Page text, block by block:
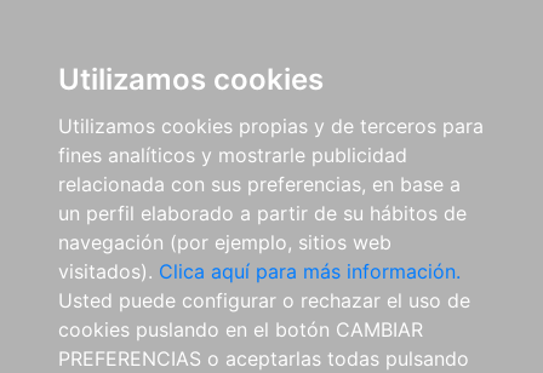
Utilizamos cookies
Utilizamos cookies propias y de terceros para
fines analíticos y mostrarle publicidad
relacionada con sus preferencias, en base a
un perfil elaborado a partir de su hábitos de
navegación (por ejemplo, sitios web
visitados). Clica aquí para más información.
Usted puede configurar o rechazar el uso de
cookies puslando en el botón CAMBIAR
PREFERENCIAS o aceptarlas todas pulsando